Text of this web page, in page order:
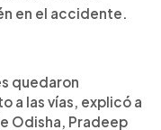
en el accidente.
quedaron
a las vías, explicó a
Odisha, Pradeep